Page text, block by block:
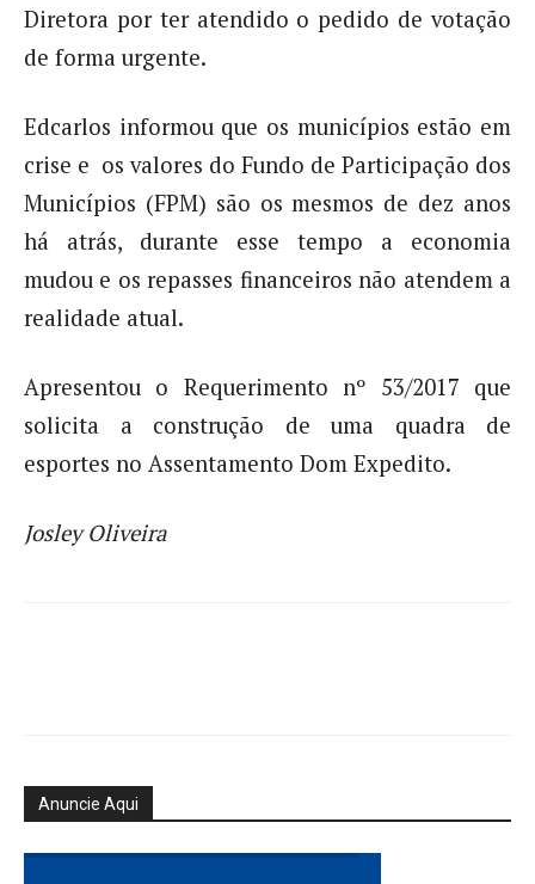
Diretora por ter atendido o pedido de votação
de forma urgente.
Edcarlos informou que os municípios estão em
crise e os valores do Fundo de Participação dos
Municípios (FPM) são os mesmos de dez anos
há atrás, durante esse tempo a economia
mudou e os repasses financeiros não atendem a
realidade atual.
Apresentou o Requerimento nº 53/2017 que
solicita a construção de uma quadra de
esportes no Assentamento Dom Expedito.
Josley Oliveira
Anuncie Aqui